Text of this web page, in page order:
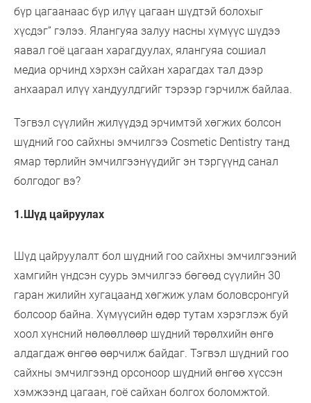
бүр цагаанаас бүр илүү цагаан шүдтэй болохыг
хүсдэг” гэлээ. Ялангуяа залуу насны хүмүүс шүдээ
яавал гоё цагаан харагдуулах, ялангуяа сошиал
медиа орчинд хэрхэн сайхан харагдах тал дээр
анхаарал илүү хандуулдгийг тэрээр гэрчилж байлаа.
Тэгвэл сүүлийн жилүүдэд эрчимтэй хөгжих болсон
шүдний гоо сайхны эмчилгээ Cosmetic Dentistry танд
ямар төрлийн эмчилгээнүүдийг эн тэргүүнд санал
болгодог вэ?
1.Шүд цайруулах
Шүд цайруулалт бол шүдний гоо сайхны эмчилгээний
хамгийн үндсэн суурь эмчилгээ бөгөөд сүүлийн 30
гаран жилийн хугацаанд хөгжиж улам боловсронгуй
болсоор байна. Хүмүүсийн өдөр тутам хэрэглэж буй
хоол хүнсний нөлөөллөөр шүдний төрөлхийн өнгө
алдагдаж өнгөө өөрчилж байдаг. Тэгвэл шүдний гоо
сайхны эмчилгээнд орсоноор шүдний өнгөө хүссэн
хэмжээнд цагаан, гоё сайхан болгох боломжтой.